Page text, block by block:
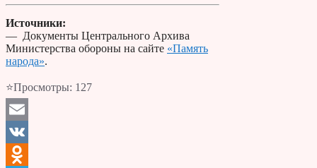
Источники:
— Документы Центрального Архива
Министерства обороны на сайте «Память
народа».
⭐Просмотры: 127
Email
VK